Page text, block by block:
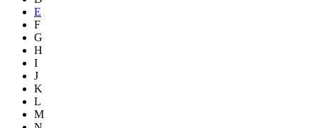
E
F
G
H
I
J
K
L
M